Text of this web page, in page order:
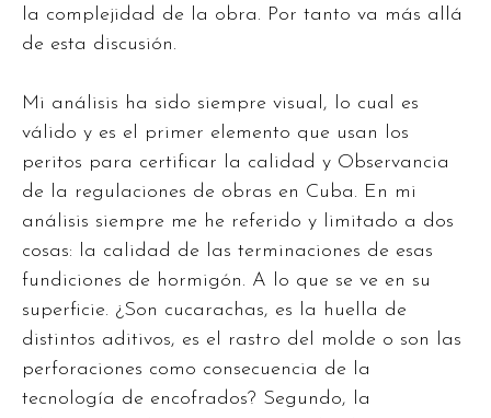
la complejidad de la obra. Por tanto va más allá
de esta discusión.
Mi análisis ha sido siempre visual, lo cual es
válido y es el primer elemento que usan los
peritos para certificar la calidad y Observancia
de la regulaciones de obras en Cuba. En mi
análisis siempre me he referido y limitado a dos
cosas: la calidad de las terminaciones de esas
fundiciones de hormigón. A lo que se ve en su
superficie. ¿Son cucarachas, es la huella de
distintos aditivos, es el rastro del molde o son las
perforaciones como consecuencia de la
tecnología de encofrados? Segundo, la